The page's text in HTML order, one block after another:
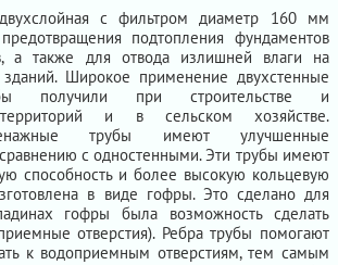
с фильтром диаметр 160 мм
подтопления фундаментов
а также для отвода излишней влаги на
зданий. Широкое применение двухстенные
получили при строительстве и
территорий и в сельском хозяйстве.
трубы имеют улучшенные
с одностенными. Эти трубы имеют
способность и более высокую кольцевую
в виде гофры. Это сделано для
гофры была возможность сделать
отверстия). Ребра трубы помогают
к водоприемным отверстиям, тем самым